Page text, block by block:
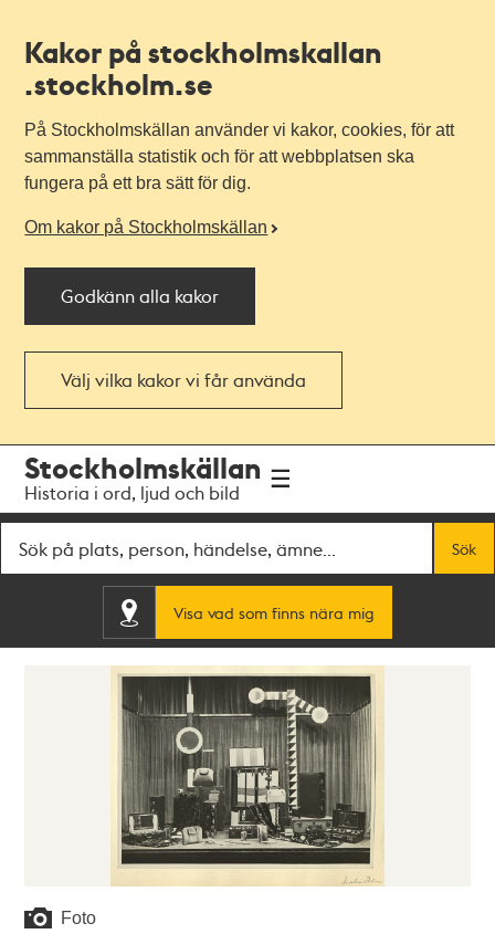
Kakor på stockholmskallan
.stockholm.se
På Stockholmskällan använder vi kakor, cookies, för att
sammanställa statistik och för att webbplatsen ska
fungera på ett bra sätt för dig.
Om kakor på Stockholmskällan
Godkänn alla kakor
Välj vilka kakor vi får använda
navigationen
huvudinnehållet
Stockholmskällan
Historia i ord, ljud och bild
Sök
Visa vad som finns nära mig
Foto